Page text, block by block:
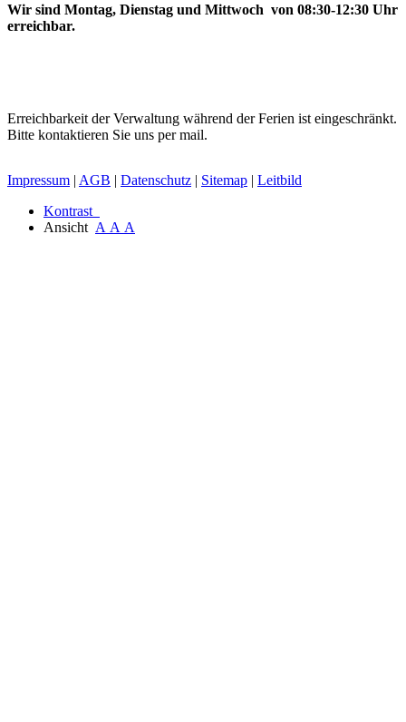
Wir sind Montag, Dienstag und Mittwoch von 08:30-12:30 Uhr
erreichbar.
Erreichbarkeit der Verwaltung während der Ferien ist eingeschränkt.
Bitte kontaktieren Sie uns per mail.
Impressum | AGB | Datenschutz | Sitemap | Leitbild
Kontrast
Ansicht A A A